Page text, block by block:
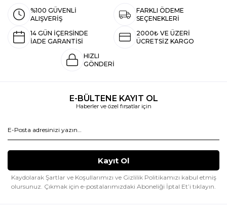
%100 GÜVENLİ
ALIŞVERİŞ
FARKLI ÖDEME
SEÇENEKLERİ
14 GÜN İÇERSİNDE
İADE GARANTİSİ
2000₺ VE ÜZERİ
ÜCRETSİZ KARGO
HIZLI
GÖNDERİ
E-BÜLTENE KAYIT OL
Haberler ve özel fırsatlar için
Kaydolarak Şartlar ve Koşullarımızı ve Gizlilik Politikamızı kabul etmiş
olursunuz. Çıkmak için e-postalarımızdaki Aboneliği İptal Et’i tıklayın.